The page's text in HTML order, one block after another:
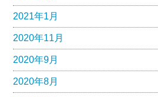
2021年1月
2020年11月
2020年9月
2020年8月